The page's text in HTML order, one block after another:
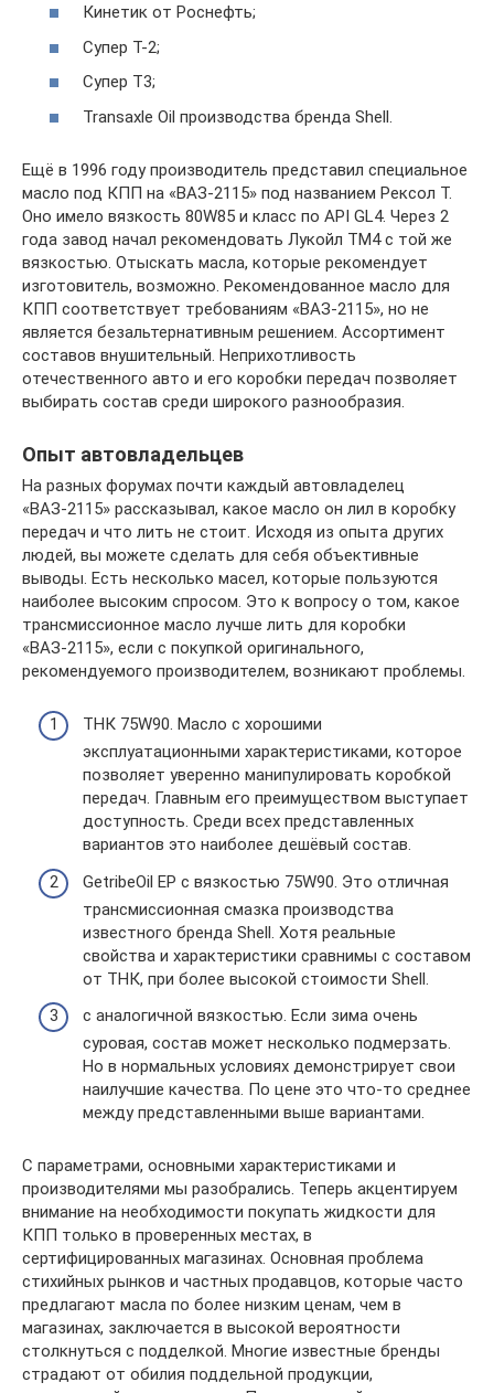
Кинетик от Роснефть;
Супер Т-2;
Супер Т3;
Transaxle Oil производства бренда Shell.
Ещё в 1996 году производитель представил специальное
масло под КПП на «ВАЗ-2115» под названием Рексол Т.
Оно имело вязкость 80W85 и класс по API GL4. Через 2
года завод начал рекомендовать Лукойл ТМ4 с той же
вязкостью. Отыскать масла, которые рекомендует
изготовитель, возможно. Рекомендованное масло для
КПП соответствует требованиям «ВАЗ-2115», но не
является безальтернативным решением. Ассортимент
составов внушительный. Неприхотливость
отечественного авто и его коробки передач позволяет
выбирать состав среди широкого разнообразия.
Опыт автовладельцев
На разных форумах почти каждый автовладелец
«ВАЗ-2115» рассказывал, какое масло он лил в коробку
передач и что лить не стоит. Исходя из опыта других
людей, вы можете сделать для себя объективные
выводы. Есть несколько масел, которые пользуются
наиболее высоким спросом. Это к вопросу о том, какое
трансмиссионное масло лучше лить для коробки
«ВАЗ-2115», если с покупкой оригинального,
рекомендуемого производителем, возникают проблемы.
ТНК 75W90. Масло с хорошими
эксплуатационными характеристиками, которое
позволяет уверенно манипулировать коробкой
передач. Главным его преимуществом выступает
доступность. Среди всех представленных
вариантов это наиболее дешёвый состав.
GetribeOil EP с вязкостью 75W90. Это отличная
трансмиссионная смазка производства
известного бренда Shell. Хотя реальные
свойства и характеристики сравнимы с составом
от ТНК, при более высокой стоимости Shell.
с аналогичной вязкостью. Если зима очень
суровая, состав может несколько подмерзать.
Но в нормальных условиях демонстрирует свои
наилучшие качества. По цене это что-то среднее
между представленными выше вариантами.
С параметрами, основными характеристиками и
производителями мы разобрались. Теперь акцентируем
внимание на необходимости покупать жидкости для
КПП только в проверенных местах, в
сертифицированных магазинах. Основная проблема
стихийных рынков и частных продавцов, которые часто
предлагают масла по более низким ценам, чем в
магазинах, заключается в высокой вероятности
столкнуться с подделкой. Многие известные бренды
страдают от обилия поддельной продукции,